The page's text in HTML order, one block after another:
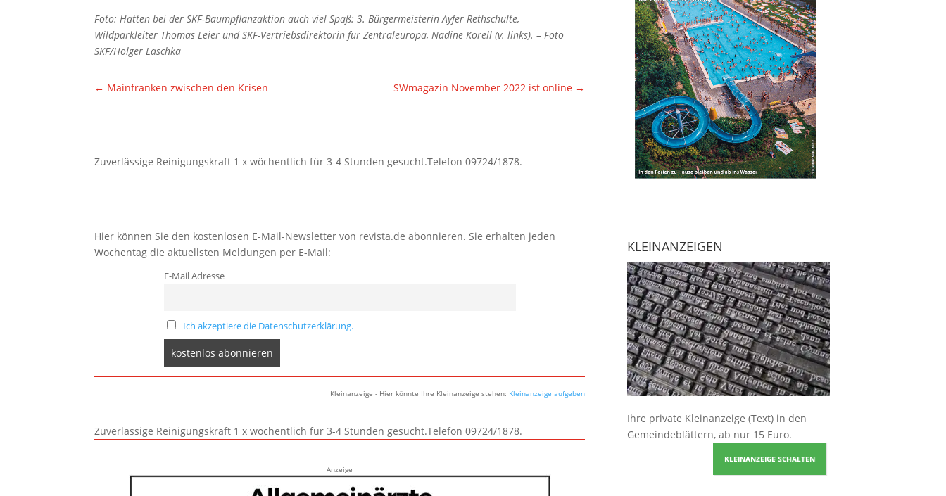
Foto: Hatten bei der SKF-Baumpflanzaktion auch viel Spaß: 3. Bürgermeisterin Ayfer Rethschulte,
Wildparkleiter Thomas Leier und SKF-Vertriebsdirektorin für Zentraleuropa, Nadine Korell (v. links). – Foto
SKF/Holger Laschka
← Mainfranken zwischen den Krisen SWmagazin November 2022 ist online →
Zuverlässige Reinigungskraft 1 x wöchentlich für 3-4 Stunden gesucht.Telefon 09724/1878.
Hier können Sie den kostenlosen E-Mail-Newsletter von revista.de abonnieren. Sie erhalten jeden
Wochentag die aktuellsten Meldungen per E-Mail:
E-Mail Adresse
Ich akzeptiere die Datenschutzerklärung.
Kleinanzeige - Hier könnte Ihre Kleinanzeige stehen: Kleinanzeige aufgeben
Zuverlässige Reinigungskraft 1 x wöchentlich für 3-4 Stunden gesucht.Telefon 09724/1878.
Anzeige
KLEINANZEIGEN
Ihre private Kleinanzeige (Text) in den
Gemeindeblättern, ab nur 15 Euro.
KLEINANZEIGE SCHALTEN